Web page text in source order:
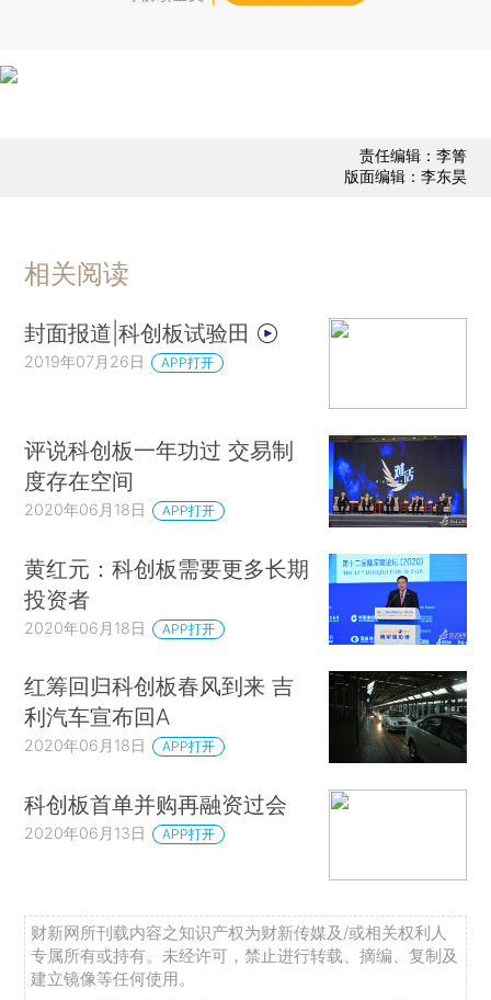
责任编辑：李箐
版面编辑：李东昊
相关阅读
封面报道|科创板试验田
2019年07月26日 APP打开
评说科创板一年功过 交易制
度存在空间
2020年06月18日 APP打开
黄红元：科创板需要更多长期
投资者
2020年06月18日 APP打开
红筹回归科创板春风到来 吉
利汽车宣布回A
2020年06月18日 APP打开
科创板首单并购再融资过会
2020年06月13日 APP打开
财新网所刊载内容之知识产权为财新传媒及/或相关权利人
专属所有或持有。未经许可，禁止进行转载、摘编、复制及
建立镜像等任何使用。